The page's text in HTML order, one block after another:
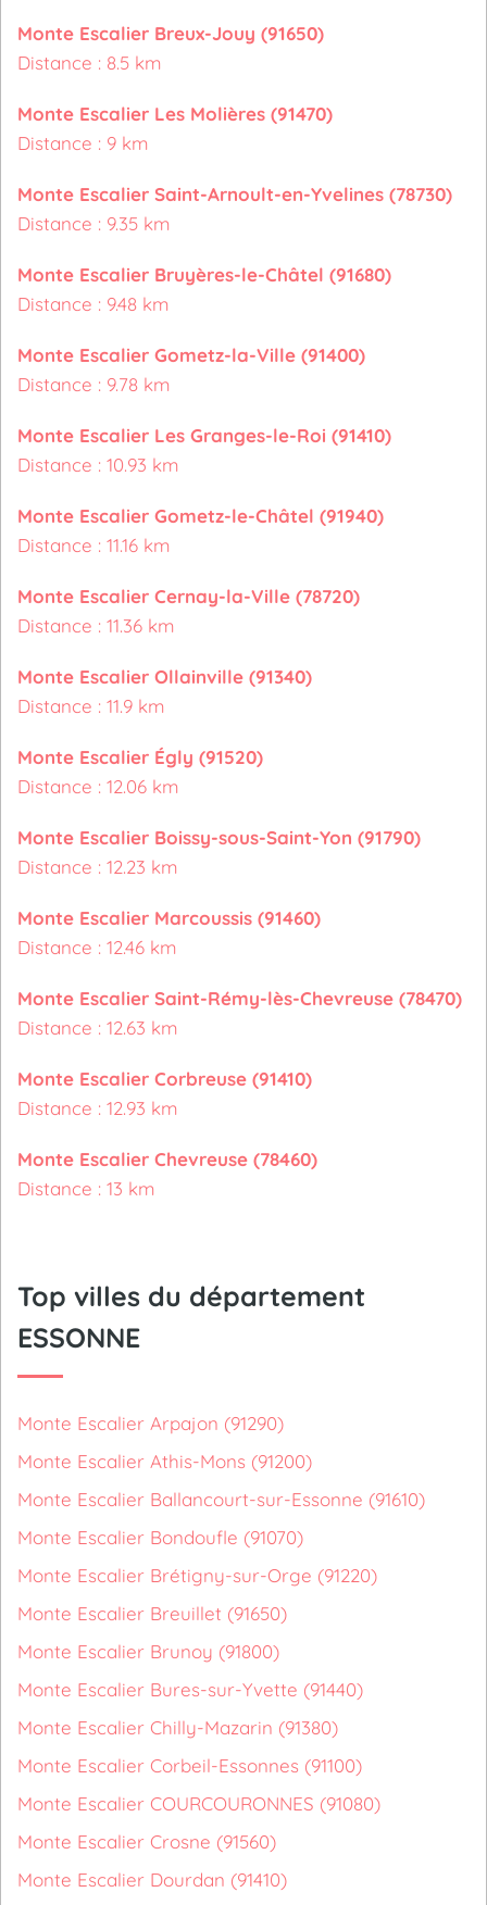
Monte Escalier Breux-Jouy (91650)
Distance : 8.5 km
Monte Escalier Les Molières (91470)
Distance : 9 km
Monte Escalier Saint-Arnoult-en-Yvelines (78730)
Distance : 9.35 km
Monte Escalier Bruyères-le-Châtel (91680)
Distance : 9.48 km
Monte Escalier Gometz-la-Ville (91400)
Distance : 9.78 km
Monte Escalier Les Granges-le-Roi (91410)
Distance : 10.93 km
Monte Escalier Gometz-le-Châtel (91940)
Distance : 11.16 km
Monte Escalier Cernay-la-Ville (78720)
Distance : 11.36 km
Monte Escalier Ollainville (91340)
Distance : 11.9 km
Monte Escalier Égly (91520)
Distance : 12.06 km
Monte Escalier Boissy-sous-Saint-Yon (91790)
Distance : 12.23 km
Monte Escalier Marcoussis (91460)
Distance : 12.46 km
Monte Escalier Saint-Rémy-lès-Chevreuse (78470)
Distance : 12.63 km
Monte Escalier Corbreuse (91410)
Distance : 12.93 km
Monte Escalier Chevreuse (78460)
Distance : 13 km
Top villes du département
ESSONNE
Monte Escalier Arpajon (91290)
Monte Escalier Athis-Mons (91200)
Monte Escalier Ballancourt-sur-Essonne (91610)
Monte Escalier Bondoufle (91070)
Monte Escalier Brétigny-sur-Orge (91220)
Monte Escalier Breuillet (91650)
Monte Escalier Brunoy (91800)
Monte Escalier Bures-sur-Yvette (91440)
Monte Escalier Chilly-Mazarin (91380)
Monte Escalier Corbeil-Essonnes (91100)
Monte Escalier COURCOURONNES (91080)
Monte Escalier Crosne (91560)
Monte Escalier Dourdan (91410)